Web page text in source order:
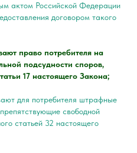
актом Российской Федерации
договором такого
право потребителя на
подсудности споров,
17 настоящего Закона;
для потребителя штрафные
свободной
статьей 32 настоящего